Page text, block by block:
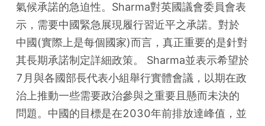
氣候承諾的急迫性。Sharma對英國議會委員會表
示，需要中國緊急展現履行習近平之承諾。對於
中國(實際上是每個國家)而言，真正重要的是針對
其長期承諾制定詳細政策。 Sharma並表示希望於
7月與各國部長代表小組舉行實體會議，以期在政
治上推動一些需要政治參與之重要且懸而未決的
問題。中國的目標是在2030年前排放達峰值，並